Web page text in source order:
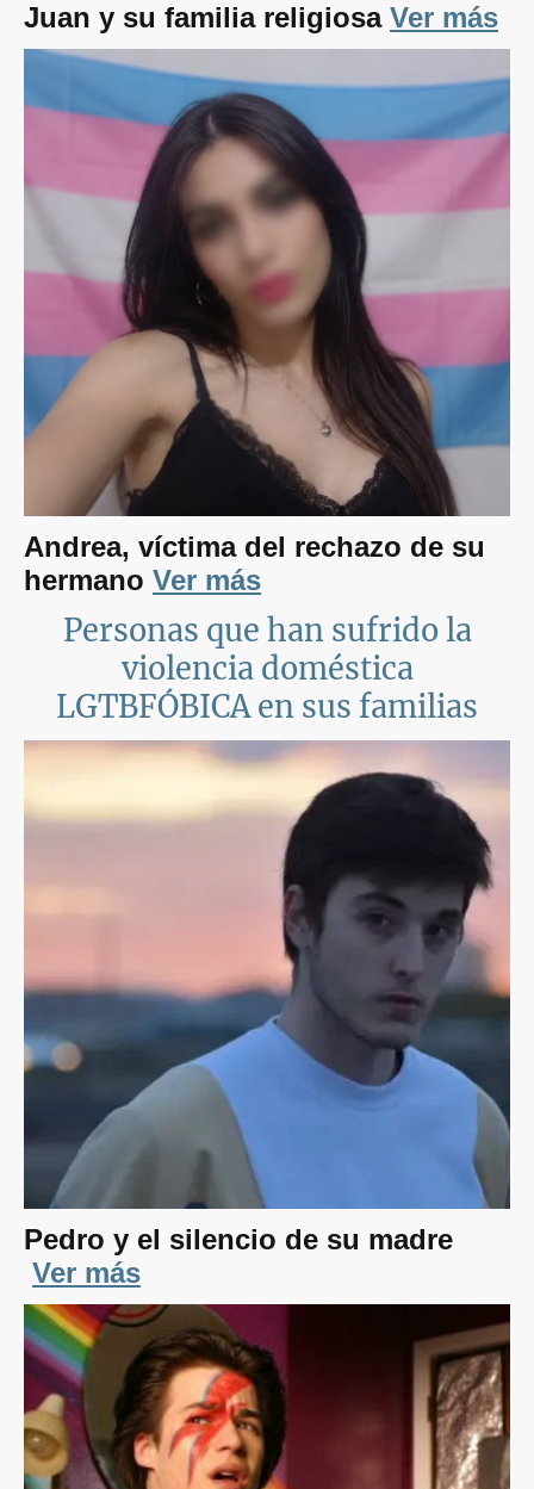
Juan y su familia religiosa Ver más
Andrea, víctima del rechazo de su
hermano Ver más
Personas que han sufrido la
violencia doméstica
LGTBFÓBICA en sus familias
Pedro y el silencio de su madre
Ver más